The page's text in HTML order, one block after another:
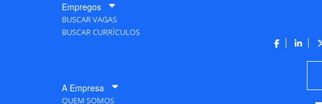
Empregos
BUSCAR VAGAS
BUSCAR CURRÍCULOS
A Empresa
QUEM SOMOS